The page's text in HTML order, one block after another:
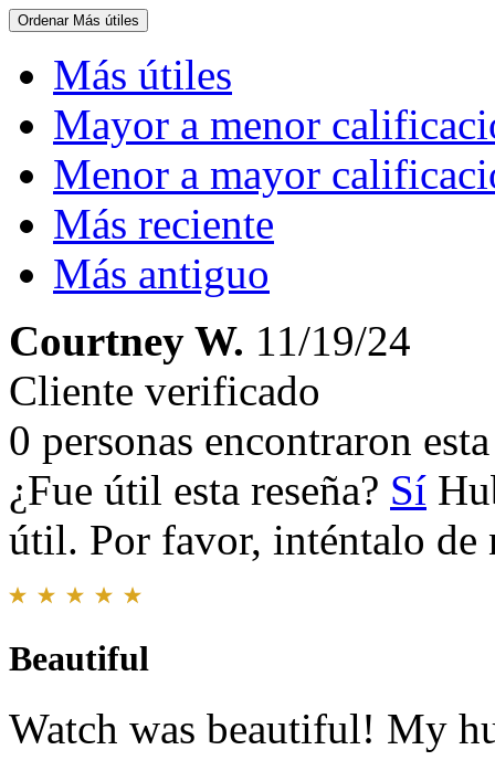
Ordenar Más útiles
Más útiles
Mayor a menor
Menor a mayor
Más reciente
Más antiguo
Courtney W. 11/19/24
Cliente verificado
0 personas encontraron
¿Fue útil esta reseña? Sí
útil. Por favor, inténtalo de
Beautiful
Watch was beautiful! My